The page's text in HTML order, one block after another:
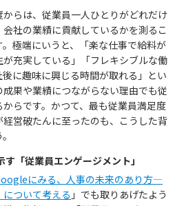
らは、従業員一人ひとりがどれだけ
社の業績に貢献しているかを測るこ
極端にいうと、「楽な仕事で給料が
充実している」「フレキシブルな働
に趣味に興じる時間が取れる」とい
果や業績につながらない理由でも従
らです。かつて、最も従業員満足度
営破たんに至ったのも、こうした背
「従業員エンゲージメント」
にみる、人事の未来のあり方—
について考える 」でも取りあげたよう